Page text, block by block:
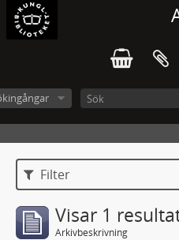
Filter
Visar 1
Arkivbeskrivning